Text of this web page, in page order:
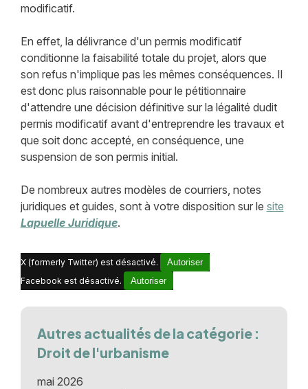
modificatif.
En effet, la délivrance d'un permis modificatif
conditionne la faisabilité totale du projet, alors que
son refus n'implique pas les mêmes conséquences. Il
est donc plus raisonnable pour le pétitionnaire
d'attendre une décision définitive sur la légalité dudit
permis modificatif avant d'entreprendre les travaux et
que soit donc accepté, en conséquence, une
suspension de son permis initial.
De nombreux autres modèles de courriers, notes
juridiques et guides, sont à votre disposition sur le site
Lapuelle Juridique.
X (formerly Twitter) est désactivé.
Autoriser
Facebook est désactivé.
Autoriser
Autres actualités de la catégorie :
Droit de l'urbanisme
mai 2026